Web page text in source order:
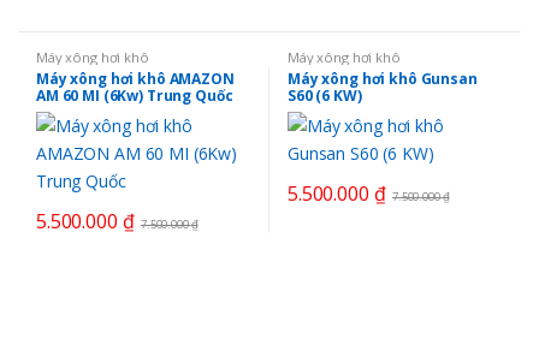
Máy xông hơi khô
Máy xông hơi khô AMAZON
AM 60 MI (6Kw) Trung Quốc
5.500.000 ₫ 7.500.000₫
Máy xông hơi khô
Máy xông hơi khô Gunsan
S60 (6 KW)
5.500.000 ₫ 7.500.000₫